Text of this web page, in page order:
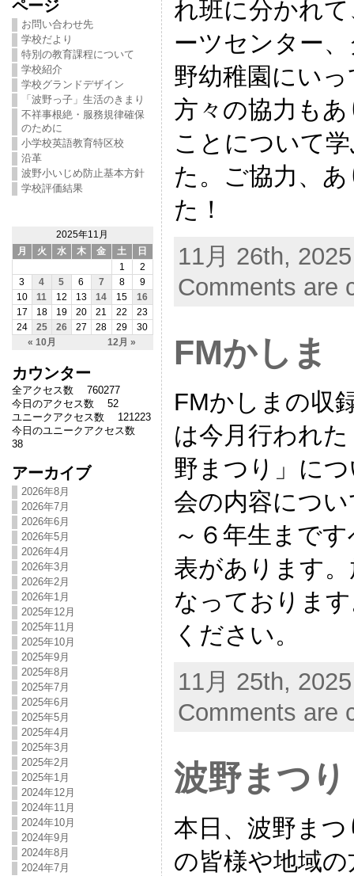
ページ
お問い合わせ先
学校だより
特別の教育課程について
学校紹介
学校グランドデザイン
「波野っ子」生活のきまり
不祥事根絶・服務規律確保
のために
小学校英語教育特区校
沿革
波野小いじめ防止基本方針
学校評価結果
2025年11月
月
火 水 木 金 土 日
« 10月 12月 »
1
2
3
4 5 6 7 8
9
10
11 12 13 14 15
16
17
18 19 20 21 22
23
24
25 26 27 28 29 30
カウンター
全アクセス数 760277
今日のアクセス数 52
ユニークアクセス数 121223
今日のユニークアクセス数
38
アーカイブ
2026年8月
2026年7月
2026年6月
2026年5月
2026年4月
2026年3月
2026年2月
2026年1月
2025年12月
2025年11月
2025年10月
2025年9月
2025年8月
2025年7月
2025年6月
2025年5月
2025年4月
2025年3月
2025年2月
2025年1月
2024年12月
2024年11月
2024年10月
2024年9月
2024年8月
2024年7月
れ班に分かれ
ーツセンター
野幼稚園にい
方々の協力も
ことについて
た。ご協力、
た！
11月 26th,
Comments are
FMかしま
FMかしまの収
は今月行われ
野まつり」に
会の内容につ
～６年生まで
表があります
なっておりま
ください。
11月 25th,
Comments are
波野まつり
本日、波野ま
の皆様や地域